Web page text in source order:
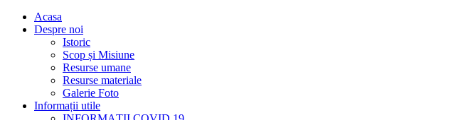
Acasa
Despre noi
Istoric
Scop și Misiune
Resurse umane
Resurse materiale
Galerie Foto
Informații utile